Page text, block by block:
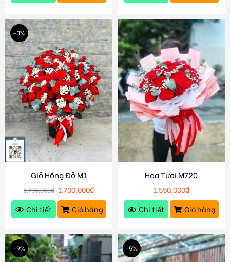
-3%
Giỏ Hồng Đỏ M1
1.750.000₫ 1.700.000₫
Chi tiết
Giỏ hàng
Hoa Tươi M720
1.550.000₫
Chi tiết
Giỏ hàng
-9% -5%